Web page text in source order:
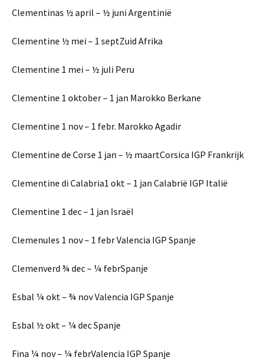
Clementinas ½ april – ½ juni Argentinië
Clementine ½ mei – 1 septZuid Afrika
Clementine 1 mei – ½ juli Peru
Clementine 1 oktober – 1 jan Marokko Berkane
Clementine 1 nov – 1 febr. Marokko Agadir
Clementine de Corse 1 jan – ½ maartCorsica IGP Frankrijk
Clementine di Calabria1 okt – 1 jan Calabrië IGP Italië
Clementine 1 dec – 1 jan Israël
Clemenules 1 nov – 1 febr Valencia IGP Spanje
Clemenverd ¾ dec – ¼ febrSpanje
Esbal ¼ okt – ¾ nov Valencia IGP Spanje
Esbal ½ okt – ¼ dec Spanje
Fina ¼ nov – ¼ febrValencia IGP Spanje